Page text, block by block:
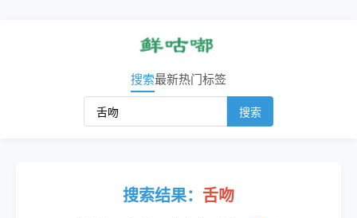
搜索最新热门标签
搜索
搜索结果： 舌吻